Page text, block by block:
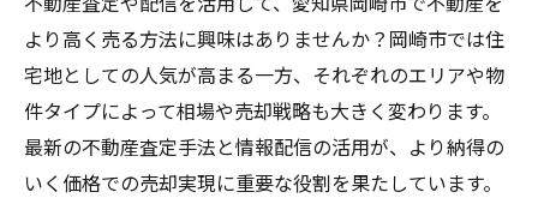
より高く売る方法に興味はありませんか？岡崎市では住
宅地としての人気が高まる一方、それぞれのエリアや物
件タイプによって相場や売却戦略も大きく変わります。
最新の不動産査定手法と情報配信の活用が、より納得の
いく価格での売却実現に重要な役割を果たしています。